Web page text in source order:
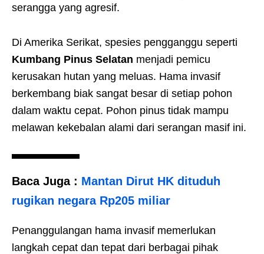
serangga yang agresif.
Di Amerika Serikat, spesies pengganggu seperti
Kumbang Pinus Selatan menjadi pemicu
kerusakan hutan yang meluas. Hama invasif
berkembang biak sangat besar di setiap pohon
dalam waktu cepat. Pohon pinus tidak mampu
melawan kekebalan alami dari serangan masif ini.
Baca Juga : Mantan Dirut HK dituduh
rugikan negara Rp205 miliar
Penanggulangan hama invasif memerlukan
langkah cepat dan tepat dari berbagai pihak